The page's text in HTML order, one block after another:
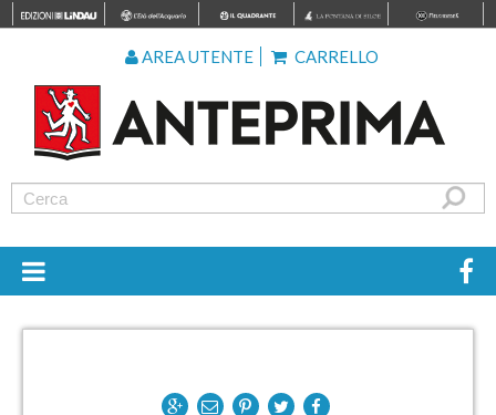
AREA UTENTE CARRELLO